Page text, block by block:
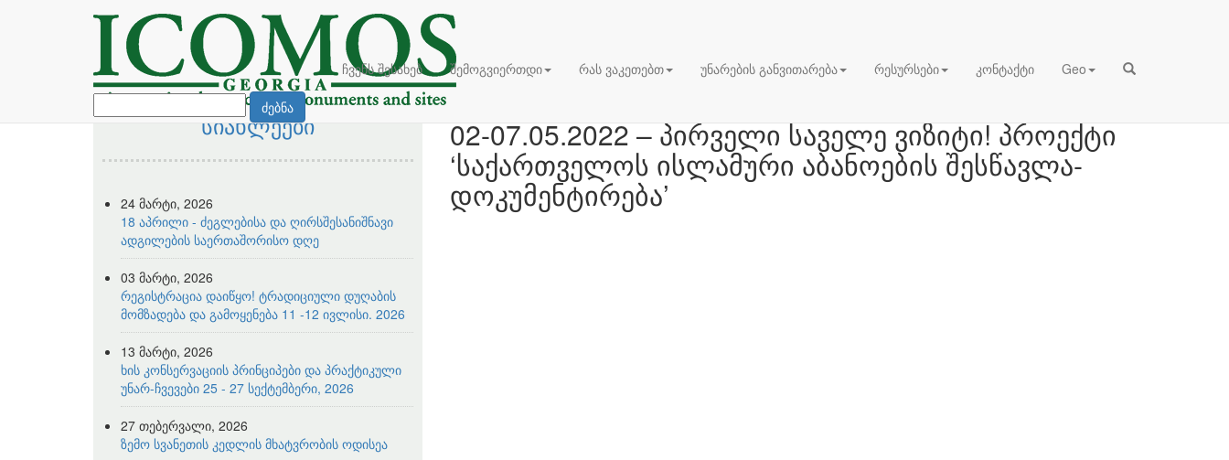
ჩვენს შესახებ შემოგვიერთდი რას ვაკეთებთ უნარების განვითარება რესურსები კონტაქტი Geo
ძებნა
სიახლეები
24 მარტი, 2026
18 აპრილი - ძეგლებისა და ღირსშესანიშნავი
ადგილების საერთაშორისო დღე
03 მარტი, 2026
რეგისტრაცია დაიწყო! ტრადიციული დუღაბის
მომზადება და გამოყენება 11 -12 ივლისი. 2026
13 მარტი, 2026
ხის კონსერვაციის პრინციპები და პრაქტიკული
უნარ-ჩვევები 25 - 27 სექტემბერი, 2026
27 თებერვალი, 2026
ზემო სვანეთის კედლის მხატვრობის ოდისეა
02-07.05.2022 – პირველი საველე ვიზიტი! პროექტი
‘საქართველოს ისლამური აბანოების შესწავლა-
დოკუმენტირება’